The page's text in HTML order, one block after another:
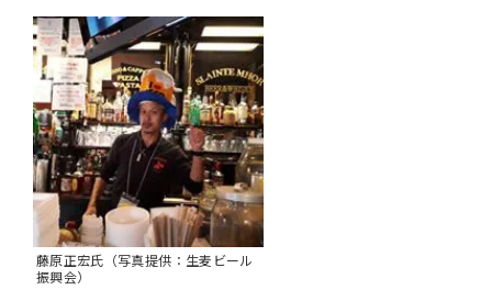
藤原正宏氏（写真提供：生麦ビール
振興会）